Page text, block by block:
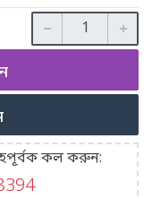
কল করুন: